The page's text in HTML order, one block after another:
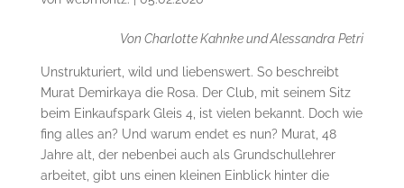
Von Charlotte Kahnke und Alessandra Petri
Unstrukturiert, wild und liebenswert. So beschreibt
Murat Demirkaya die Rosa. Der Club, mit seinem Sitz
beim Einkaufspark Gleis 4, ist vielen bekannt. Doch wie
fing alles an? Und warum endet es nun? Murat, 48
Jahre alt, der nebenbei auch als Grundschullehrer
arbeitet, gibt uns einen kleinen Einblick hinter die